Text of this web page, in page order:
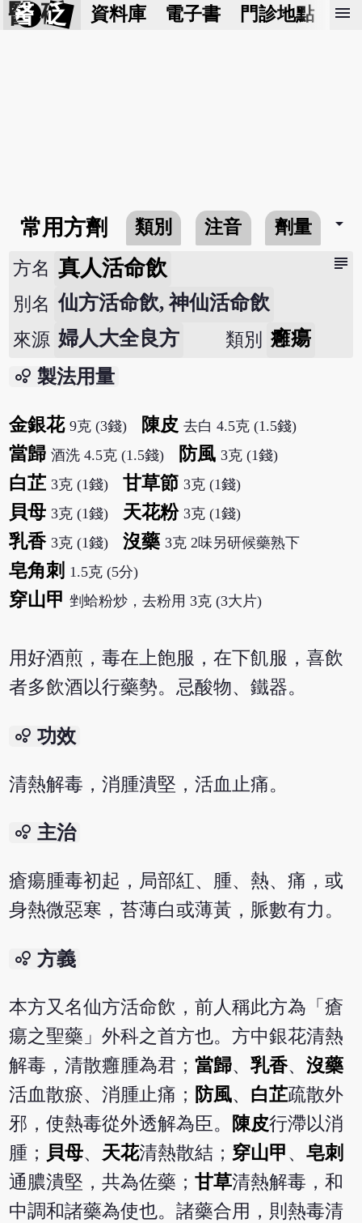
醫 砭 資料庫 電子書 門診地點 預
menu
常用方劑 類別 注音 劑量 arrow_drop_down
subject
方名 真人活命飲
別名 仙方活命飲, 神仙活命飲
來源 婦人大全良方 類別 癰瘍
bubble_chart 製法用量
金銀花 9克 (3錢) 陳皮 去白 4.5克 (1.5錢)
當歸 酒洗 4.5克 (1.5錢) 防風 3克 (1錢)
白芷 3克 (1錢) 甘草節 3克 (1錢)
貝母 3克 (1錢) 天花粉 3克 (1錢)
乳香 3克 (1錢) 沒藥 3克 2味另研候藥熟下
皂角刺 1.5克 (5分)
穿山甲 剉蛤粉炒，去粉用 3克 (3大片)
用好酒煎，毒在上飽服，在下飢服，喜飲
者多飲酒以行藥勢。忌酸物、鐵器。
bubble_chart 功效
清熱解毒，消腫潰堅，活血止痛。
bubble_chart 主治
瘡瘍腫毒初起，局部紅、腫、熱、痛，或
身熱微惡寒，苔薄白或薄黃，脈數有力。
bubble_chart 方義
本方又名仙方活命飲，前人稱此方為「瘡
瘍之聖藥」外科之首方也。方中銀花清熱
解毒，清散癰腫為君；當歸、乳香、沒藥
活血散瘀、消腫止痛； 防風、 白芷疏散外
邪，使熱毒從外透解為臣。
陳皮行滯以消
腫； 貝母、 天花清熱散結；穿山甲 、皂刺
通膿潰堅，共為佐藥；甘草清熱解毒，和
中調和諸藥為使也。諸藥合用，則熱毒清